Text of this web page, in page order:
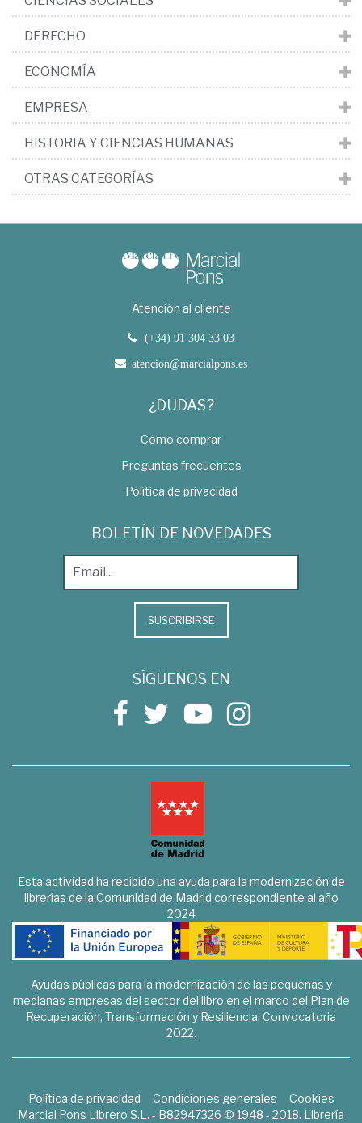
DERECHO
ECONOMÍA
EMPRESA
HISTORIA Y CIENCIAS HUMANAS
OTRAS CATEGORÍAS
Atención al cliente
(+34) 91 304 33 03
atencion@marcialpons.es
¿DUDAS?
Como comprar
Preguntas frecuentes
Política de privacidad
BOLETÍN DE NOVEDADES
SUSCRIBIRSE
SÍGUENOS EN
Esta actividad ha recibido una ayuda para la modernización de
librerías de la Comunidad de Madrid correspondiente al año
2024
Ayudas públicas para la modernización de las pequeñas y
medianas empresas del sector del libro en el marco del Plan de
Recuperación, Transformación y Resiliencia. Convocatoria
2022.
Política de privacidad Condiciones generales
Cookies
Marcial Pons Librero S.L. - B82947326 © 1948 - 2018. Librería